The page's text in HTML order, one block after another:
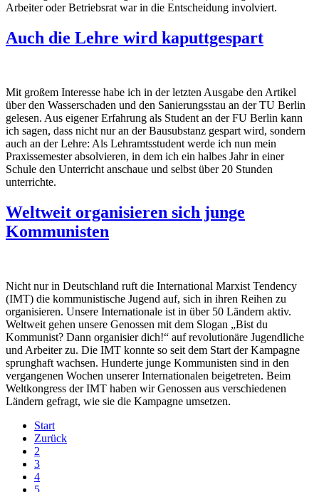
Arbeiter oder Betriebsrat war in die Entscheidung involviert.
Auch die Lehre wird kaputtgespart
Mit großem Interesse habe ich in der letzten Ausgabe den Artikel
über den Wasserschaden und den Sanierungsstau an der TU Berlin
gelesen. Aus eigener Erfahrung als Student an der FU Berlin kann
ich sagen, dass nicht nur an der Bausubstanz gespart wird, sondern
auch an der Lehre: Als Lehramtsstudent werde ich nun mein
Praxissemester absolvieren, in dem ich ein halbes Jahr in einer
Schule den Unterricht anschaue und selbst über 20 Stunden
unterrichte.
Weltweit organisieren sich junge
Kommunisten
Nicht nur in Deutschland ruft die International Marxist Tendency
(IMT) die kommunistische Jugend auf, sich in ihren Reihen zu
organisieren. Unsere Internationale ist in über 50 Ländern aktiv.
Weltweit gehen unsere Genossen mit dem Slogan „Bist du
Kommunist? Dann organisier dich!“ auf revolutionäre Jugendliche
und Arbeiter zu. Die IMT konnte so seit dem Start der Kampagne
sprunghaft wachsen. Hunderte junge Kommunisten sind in den
vergangenen Wochen unserer Internationalen beigetreten. Beim
Weltkongress der IMT haben wir Genossen aus verschiedenen
Ländern gefragt, wie sie die Kampagne umsetzen.
Start
Zurück
2
3
4
5